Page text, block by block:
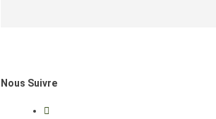
Nous Suivre